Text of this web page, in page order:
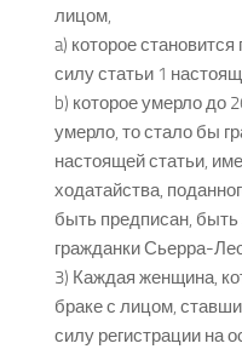
лицом,
a) которое
силу статьи 1
b) которое умерло до
умерло, то стало бы
настоящей статьи,
ходатайства,
быть предписан, быть
гражданки Сьерра-
3) Каждая женщина,
браке с лицом,
силу регистрации на